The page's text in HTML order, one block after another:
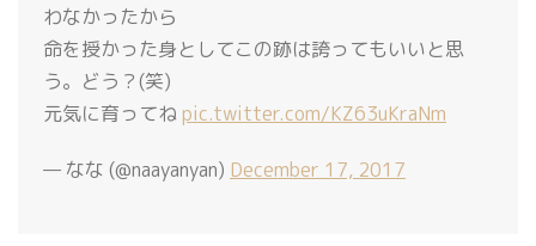
わなかったから
命を授かった身としてこの跡は誇ってもいいと思
う。どう？(笑)
元気に育ってねpic.twitter.com/KZ63uKraNm
— なな (@naayanyan) December 17, 2017